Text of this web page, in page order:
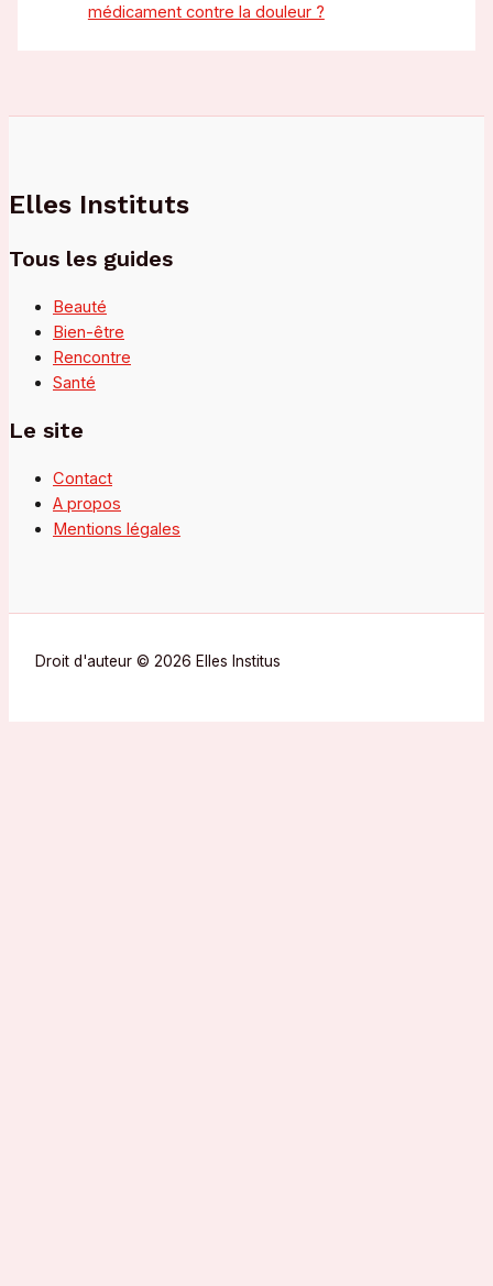
médicament contre la douleur ?
Elles Instituts
Tous les guides
Beauté
Bien-être
Rencontre
Santé
Le site
Contact
A propos
Mentions légales
Droit d'auteur © 2026 Elles Institus